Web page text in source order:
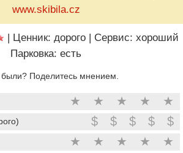
www.skibila.cz
| Ценник: дорого | Сервис: хороший
Парковка: есть
были? Поделитесь мнением.
★ ★ ★ ★ ★
$ $ $ $ $
★ ★ ★ ★ ★